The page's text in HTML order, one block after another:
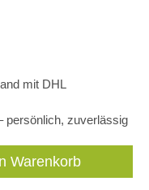
mit DHL
persönlich, zuverlässig
Warenkorb